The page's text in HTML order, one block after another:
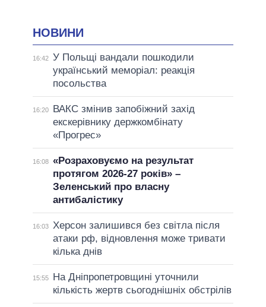
НОВИНИ
16:42 У Польщі вандали пошкодили
український меморіал: реакція
посольства
16:20
ВАКС змінив запобіжний захід
екскерівнику держкомбінату
«Прогрес»
16:08 «Розраховуємо на результат
протягом 2026-27 років» –
Зеленський про власну
антибалістику
16:03 Херсон залишився без світла після
атаки рф, відновлення може тривати
кілька днів
15:55
На Дніпропетровщині уточнили
кількість жертв сьогоднішніх обстрілів